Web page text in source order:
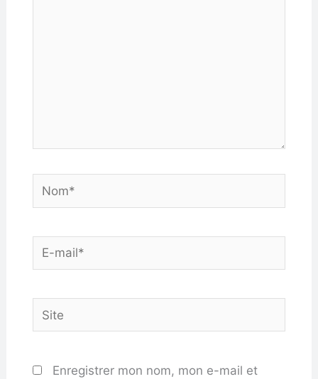
Nom*
E-
mail*
Site
Enregistrer mon nom, mon e-mail et